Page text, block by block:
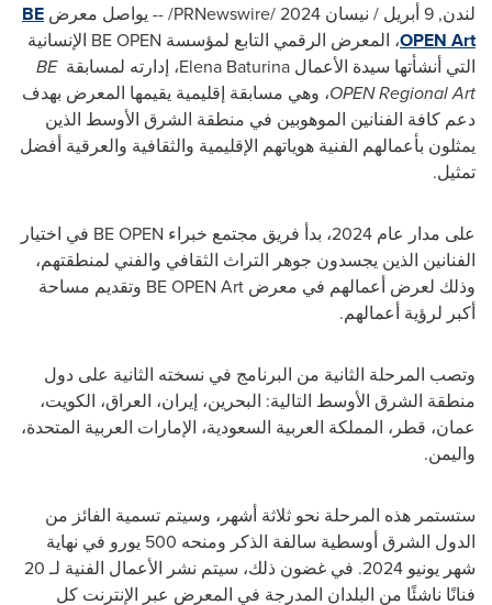
لندن, 9 أبريل / نيسان 2024 /
PRNewswire/ -- يواصل معرض BE
OPEN Art، المعرض الرقمي التابع لمؤسسة BE OPEN الإنسانية
التي أنشأتها سيدة الأعمال Elena Baturina، إدارته لمسابقةBE
OPEN Regional Art، وهي مسابقة إقليمية يقيمها المعرض بهدف
دعم كافة الفنانين الموهوبين في منطقة الشرق الأوسط الذين
يمثلون بأعمالهم الفنية هوياتهم الإقليمية والثقافية والعرقية أفضل
تمثيل.
على مدار عام 2024، بدأ فريق مجتمع خبراء BE OPEN في اختيار
الفنانين الذين يجسدون جوهر التراث الثقافي والفني لمنطقتهم،
وذلك لعرض أعمالهم في معرض BE OPEN Art وتقديم مساحة
أكبر لرؤية أعمالهم.
وتصب المرحلة الثانية من البرنامج في نسخته الثانية على دول
منطقة الشرق الأوسط التالية: البحرين، إيران، العراق، الكويت،
عمان، قطر، المملكة العربية السعودية، الإمارات العربية المتحدة،
واليمن.
ستستمر هذه المرحلة نحو ثلاثة أشهر، وسيتم تسمية الفائز من
الدول الشرق أوسطية سالفة الذكر ومنحه 500 يورو في نهاية
شهر يونيو 2024. في غضون ذلك، سيتم نشر الأعمال الفنية لـ 20
فنانًا ناشئًا من البلدان المدرجة في المعرض عبر الإنترنت كل